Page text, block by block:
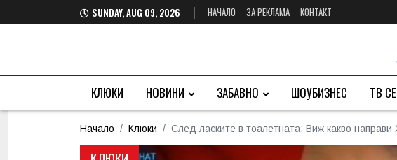
SUNDAY, AUG 09, 2026 НАЧАЛО ЗА РЕКЛАМА КОНТАКТ
КЛЮКИ НОВИНИ ЗАБАВНО ШОУБИЗНЕС ТВ
Начало Клюки След ласките в тоалетната: Виж какво